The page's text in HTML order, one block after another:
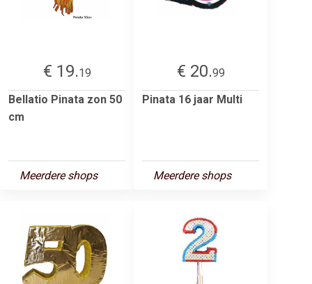
€ 19.19
Bellatio Pinata zon 50
cm
Meerdere shops
€ 20.99
Pinata 16 jaar Multi
Meerdere shops